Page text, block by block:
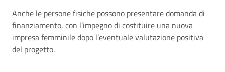
Anche le persone fisiche possono presentare domanda di
finanziamento, con l’impegno di costituire una nuova
impresa femminile dopo l’eventuale valutazione positiva
del progetto.